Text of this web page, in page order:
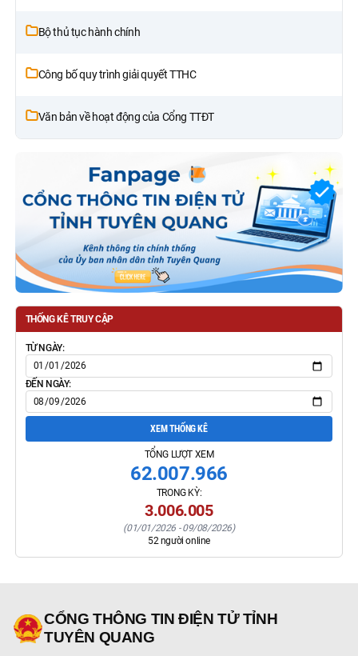
Bộ thủ tục hành chính
Công bố quy trình giải quyết TTHC
Văn bản về hoạt động của Cổng TTĐT
THỐNG KÊ TRUY CẬP
TỪ NGÀY:
ĐẾN NGÀY:
XEM THỐNG KÊ
TỔNG LƯỢT XEM
62.007.966
TRONG KỲ:
3.006.005
(01/01/2026 -09/08/2026)
52người online
CỔNG THÔNG TIN ĐIỆN TỬ TỈNH
TUYÊN QUANG